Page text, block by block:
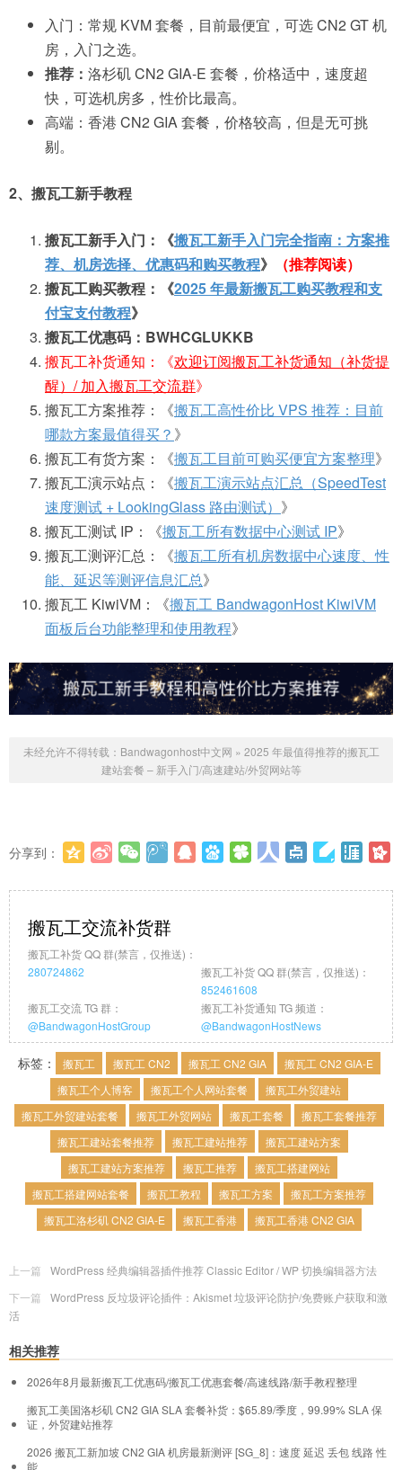
入门：常规 KVM 套餐，目前最便宜，可选 CN2 GT 机
房，入门之选。
推荐： 洛杉矶 CN2 GIA-E 套餐，价格适中，速度超
快，可选机房多，性价比最高。
高端：香港 CN2 GIA 套餐，价格较高，但是无可挑
剔。
2、搬瓦工新手教程
搬瓦工新手入门：《搬瓦工新手入门完全指南：方案推
荐、机房选择、优惠码和购买教程》
（推荐阅读）
搬瓦工购买教程：《2025 年最新搬瓦工购买教程和支
付宝支付教程》
搬瓦工优惠码：BWHCGLUKKB
搬瓦工补货通知：《欢迎订阅搬瓦工补货通知（补货提
醒）/ 加入搬瓦工交流群》
搬瓦工方案推荐：《搬瓦工高性价比 VPS 推荐：目前
哪款方案最值得买？ 》
搬瓦工有货方案：《搬瓦工目前可购买便宜方案整理》
搬瓦工演示站点：《搬瓦工演示站点汇总（SpeedTest
速度测试 + LookingGlass 路由测试） 》
搬瓦工测试 IP：《搬瓦工所有数据中心测试 IP》
搬瓦工测评汇总：《搬瓦工所有机房数据中心速度、性
能、延迟等测评信息汇总》
搬瓦工 KiwiVM：《搬瓦工 BandwagonHost KiwiVM
面板后台功能整理和使用教程》
未经允许不得转载： Bandwagonhost中文网 » 2025 年最值得推荐的搬瓦工
建站套餐 – 新手入门/高速建站/外贸网站等
分享到：
搬瓦工交流补货群
搬瓦工补货 QQ 群(禁言，仅推送)：
280724862
搬瓦工补货 QQ 群(禁言，仅推送)：
852461608
搬瓦工交流 TG 群：
@BandwagonHostGroup
搬瓦工补货通知 TG 频道：
@BandwagonHostNews
标签： 搬瓦工 搬瓦工 CN2 搬瓦工 CN2 GIA
搬瓦工 CN2 GIA-E
搬瓦工个人博客
搬瓦工个人网站套餐
搬瓦工外贸建站
搬瓦工外贸建站套餐
搬瓦工外贸网站 搬瓦工套餐
搬瓦工套餐推荐
搬瓦工建站套餐推荐
搬瓦工建站推荐
搬瓦工建站方案
搬瓦工建站方案推荐
搬瓦工推荐
搬瓦工搭建网站
搬瓦工搭建网站套餐
搬瓦工教程 搬瓦工方案
搬瓦工方案推荐
搬瓦工洛杉矶 CN2 GIA-E
搬瓦工香港 搬瓦工香港 CN2 GIA
上一篇
WordPress 经典编辑器插件推荐 Classic Editor / WP 切换编辑器方法
下一篇
WordPress 反垃圾评论插件：Akismet 垃圾评论防护/免费账户获取和激
活
相关推荐
2026年8月最新搬瓦工优惠码/搬瓦工优惠套餐/高速线路/新手教程整理
搬瓦工美国洛杉矶 CN2 GIA SLA 套餐补货：$65.89/季度，99.99% SLA 保
证，外贸建站推荐
2026 搬瓦工新加坡 CN2 GIA 机房最新测评 [SG_8]：速度 延迟 丢包 线路 性
能